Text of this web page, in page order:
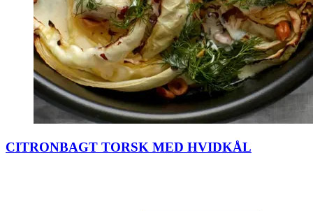
CITRONBAGT TORSK MED HVIDKÅL